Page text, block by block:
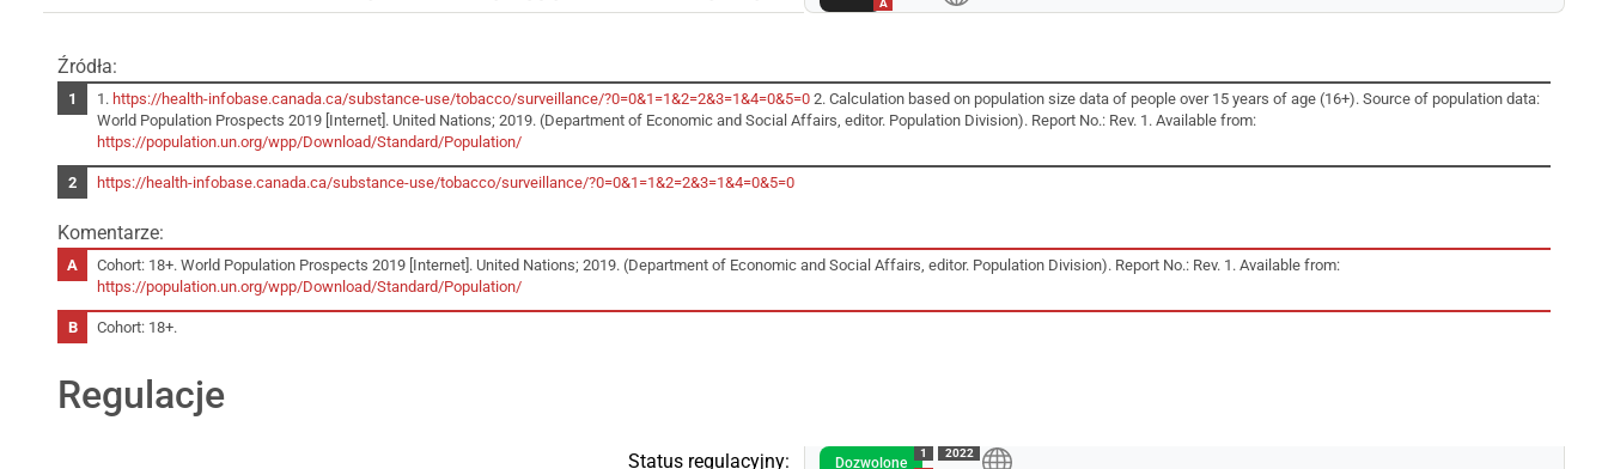
A
Źródła:
1. https://health-infobase.canada.ca/substance-use/tobacco/surveillance/?0=0&1=1&2=2&3=1&4=0&5=0 2. Calculation based on population size data of people over 15 years of age (16+). Source of population data:
World Population Prospects 2019 [Internet]. United Nations; 2019. (Department of Economic and Social Affairs, editor. Population Division). Report No.: Rev. 1. Available from:
https://population.un.org/wpp/Download/Standard/Population/
https://health-infobase.canada.ca/substance-use/tobacco/surveillance/?0=0&1=1&2=2&3=1&4=0&5=0
Komentarze:
Cohort: 18+. World Population Prospects 2019 [Internet]. United Nations; 2019. (Department of Economic and Social Affairs, editor. Population Division). Report No.: Rev. 1. Available from:
https://population.un.org/wpp/Download/Standard/Population/
Cohort: 18+.
Regulacje
Status regulacyjny: Dozwolone
1
2022